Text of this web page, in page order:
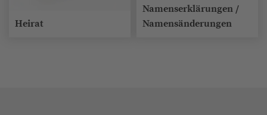
Heirat
Namenserklärungen /
Namensänderungen